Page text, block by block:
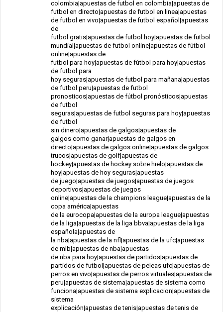
colombia|apuestas de futbol en colombia|apuestas de
futbol en directo|apuestas de futbol en linea|apuestas
de futbol en vivo|apuestas de futbol español|apuestas
de
futbol gratis|apuestas de futbol hoy|apuestas de futbol
mundial|apuestas de futbol online|apuestas de fútbol
online|apuestas de
futbol para hoy|apuestas de fútbol para hoy|apuestas
de futbol para
hoy seguras|apuestas de futbol para mañana|apuestas
de futbol peru|apuestas de futbol
pronosticos|apuestas de fútbol pronósticos|apuestas
de futbol
seguras|apuestas de futbol seguras para hoy|apuestas
de futbol
sin dinero|apuestas de galgos|apuestas de
galgos como ganar|apuestas de galgos en
directo|apuestas de galgos online|apuestas de galgos
trucos|apuestas de golf|apuestas de
hockey|apuestas de hockey sobre hielo|apuestas de
hoy|apuestas de hoy seguras|apuestas
de juego|apuestas de juegos|apuestas de juegos
deportivos|apuestas de juegos
online|apuestas de la champions league|apuestas de la
copa américa|apuestas
de la eurocopa|apuestas de la europa league|apuestas
de la liga|apuestas de la liga bbva|apuestas de la liga
española|apuestas de
la nba|apuestas de la nfl|apuestas de la ufc|apuestas
de mlb|apuestas de nba|apuestas
de nba para hoy|apuestas de partidos|apuestas de
partidos de futbol|apuestas de peleas ufc|apuestas de
perros en vivo|apuestas de perros virtuales|apuestas de
peru|apuestas de sistema|apuestas de sistema como
funciona|apuestas de sistema explicacion|apuestas de
sistema
explicación|apuestas de tenis|apuestas de tenis de